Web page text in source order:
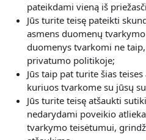
pateikdami vieną iš
Jūs turite teisę pateikti
asmens duomenų
duomenys tvarkomi ne
privatumo politikoje;
Jūs taip pat turite šias
kuriuos tvarkome su jūsų
Jūs turite teisę atšaukti
nedarydami poveikio
tvarkymo teisėtumui,